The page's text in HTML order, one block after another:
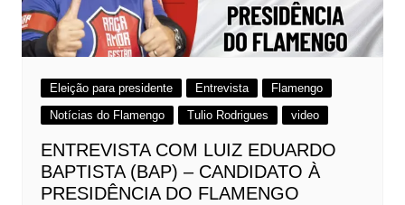
Eleição para presidente Entrevista
Flamengo
Notícias do Flamengo
Tulio Rodrigues video
ENTREVISTA COM LUIZ EDUARDO
BAPTISTA (BAP) – CANDIDATO À
PRESIDÊNCIA DO FLAMENGO